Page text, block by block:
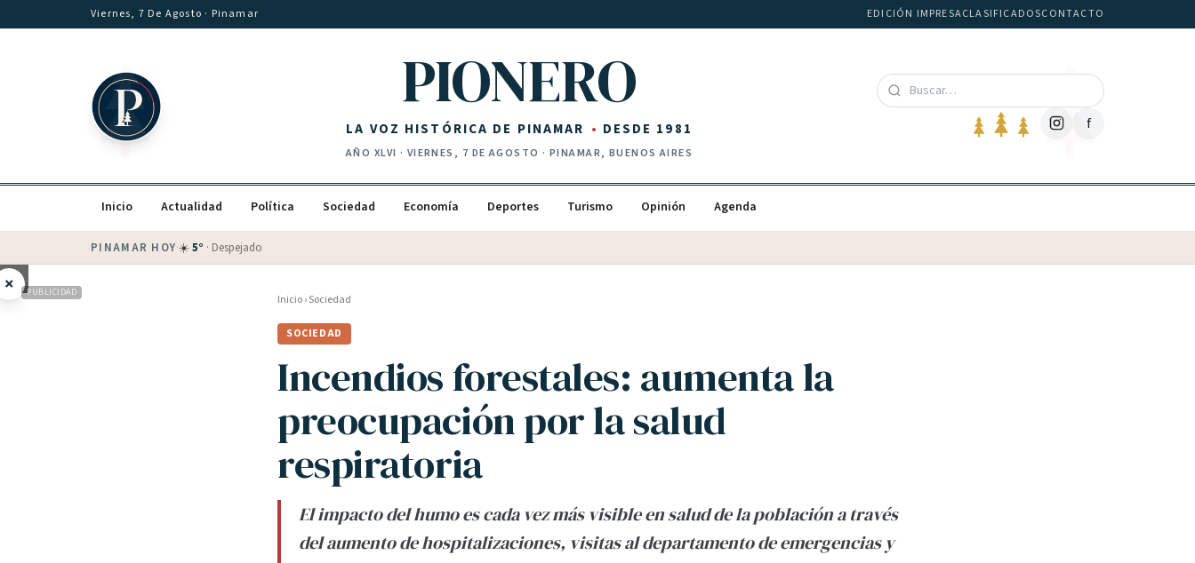
Saltar al contenidoViernes, 7 De Agosto · Pinamar EDICIÓN IMPRESACLASIFICADOSCONTACTO
PIONERO
LA VOZ HISTÓRICA DE PINAMAR DESDE 1981
AÑO XLVI · VIERNES, 7 DE AGOSTO · PINAMAR, BUENOS AIRES
f
Inicio Actualidad Política Sociedad Economía Deportes Turismo Opinión Agenda
PINAMAR HOY·☀️5° · Despejado
× PUBLICIDAD Inicio›Sociedad
SOCIEDAD
Incendios forestales: aumenta la
preocupación por la salud
respiratoria
El impacto del humo es cada vez más visible en salud de la población a través
del aumento de hospitalizaciones, visitas al departamento de emergencias y